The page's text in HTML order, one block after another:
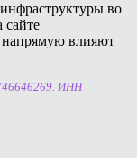
во
напрямую влияют
ИНН